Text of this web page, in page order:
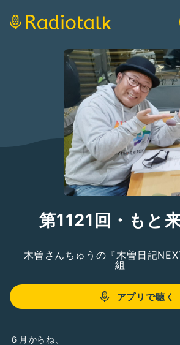
第1121回・もと
木曽さんちゅうの『木曽日記
組
アプリで聴く
６月からね、